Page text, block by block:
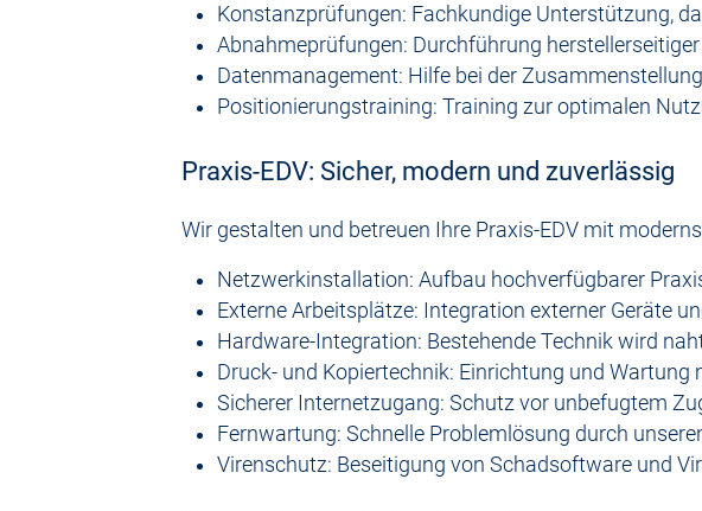
Konstanzprüfungen: Fachkundige Unterstützung,
Abnahmeprüfungen: Durchführung
Datenmanagement: Hilfe bei der
Positionierungstraining: Training zur optimalen
Praxis-EDV: Sicher, modern und zuverlässig
Wir gestalten und betreuen Ihre Praxis-EDV mit
Netzwerkinstallation: Aufbau hochverfügbarer
Externe Arbeitsplätze: Integration externer Geräte
Hardware-Integration: Bestehende Technik wird
Druck- und Kopiertechnik: Einrichtung und Wartung
Sicherer Internetzugang: Schutz vor unbefugtem
Fernwartung: Schnelle Problemlösung durch
Virenschutz: Beseitigung von Schadsoftware und